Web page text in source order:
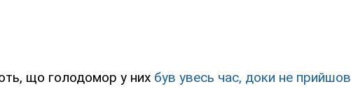
що голодомор у них був увесь час, доки не прийшов